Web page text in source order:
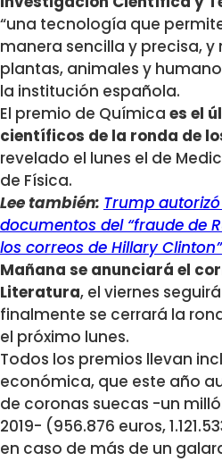
“una tecnología que
manera sencilla y precisa, y
plantas, animales y
la institución española.
El premio de Química es el
científicos de la ronda de
revelado el lunes el de
de Física.
Lee también: Trump
documentos del “fraude de
los correos de Hillary Clinton”
Mañana se anunciará el
Literatura, el viernes
finalmente se cerrará la
el próximo lunes.
Todos los premios llevan
económica, que este año
de coronas suecas -un
2019- (956.876 euros,
en caso de más de un